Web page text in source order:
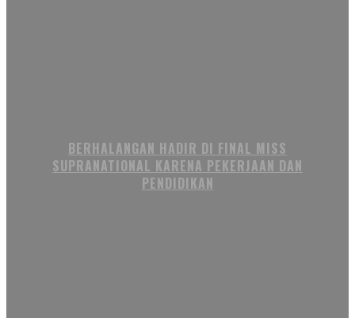
BERHALANGAN HADIR DI FINAL MISS
SUPRANATIONAL KARENA PEKERJAAN DAN
PENDIDIKAN